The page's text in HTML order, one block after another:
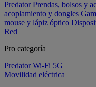
Predator Prendas, bolsos y
acoplamiento y dongles
mouse y lápiz óptico
Red
Pro categoría
Predator Wi-Fi 5G
Movilidad eléctrica